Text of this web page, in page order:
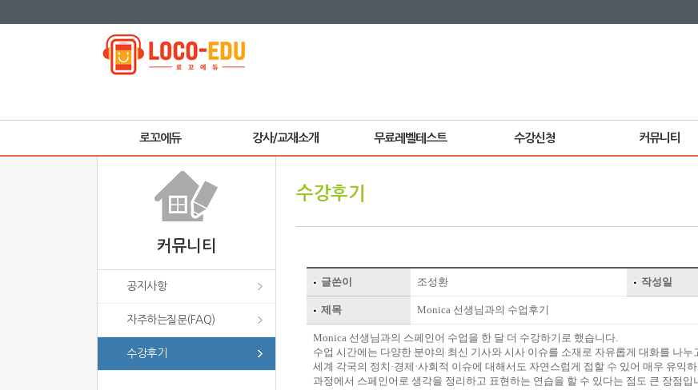
로꼬에듀 강사/교재소개 무료레벨테스트 수강신청 커뮤니티
커뮤니티
공지사항
자주하는질문(FAQ)
수강후기
수강후기